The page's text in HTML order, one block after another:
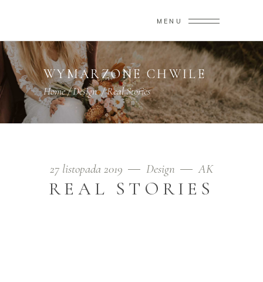
MENU
WYMARZONE CHWILE
Home/Design/Real Stories
27 listopada 2019 Design AK
REAL STORIES